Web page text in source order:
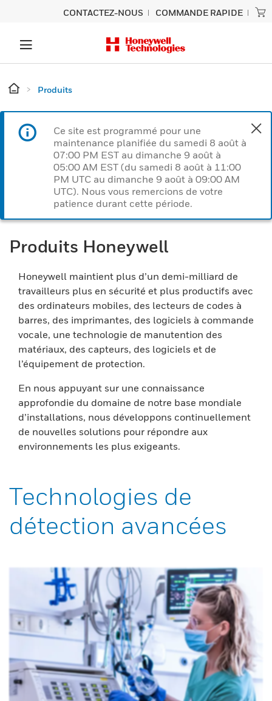
CONTACTEZ-NOUS COMMANDE RAPIDE
Produits
Ce site est programmé pour une
maintenance planifiée du samedi 8 août à
07:00 PM EST au dimanche 9 août à
05:00 AM EST (du samedi 8 août à 11:00
PM UTC au dimanche 9 août à 09:00 AM
UTC). Nous vous remercions de votre
patience durant cette période.
Produits Honeywell
Honeywell maintient plus d’un demi-milliard de
travailleurs plus en sécurité et plus productifs avec
des ordinateurs mobiles, des lecteurs de codes à
barres, des imprimantes, des logiciels à commande
vocale, une technologie de manutention des
matériaux, des capteurs, des logiciels et de
l’équipement de protection.
En nous appuyant sur une connaissance
approfondie du domaine de notre base mondiale
d’installations, nous développons continuellement
de nouvelles solutions pour répondre aux
environnements les plus exigeants.
Technologies de
détection avancées